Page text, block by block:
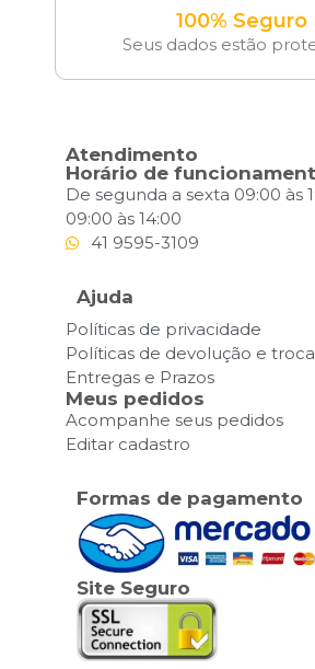
100% Seguro
Seus dados estão
Atendimento
Horário de
De segunda a sexta 09:00 às
09:00 às 14:00
41 9595-3109
Ajuda
Políticas de privacidade
Políticas de devolução e
Entregas e Prazos
Meus pedidos
Acompanhe seus pedidos
Editar cadastro
Formas de pagamento
Site Seguro